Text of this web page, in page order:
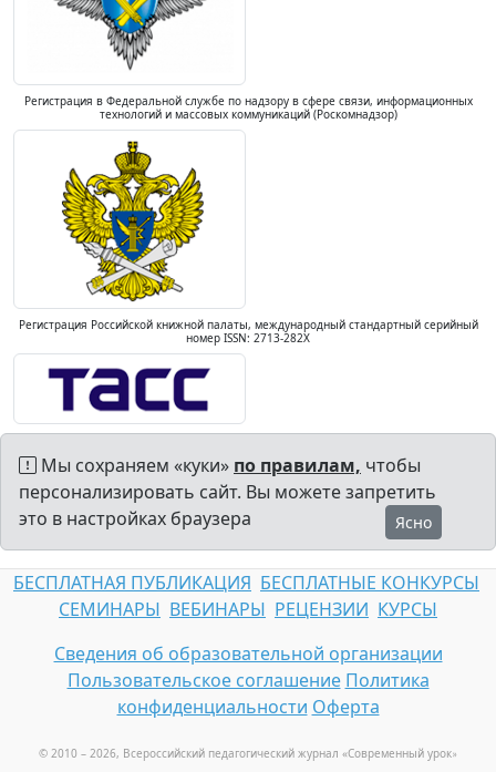
Регистрация в Федеральной службе по надзору в сфере связи, информационных
технологий и массовых коммуникаций (Роскомнадзор)
Регистрация Российской книжной палаты, международный стандартный серийный
номер ISSN: 2713-282X
Мы сохраняем «куки» по правилам, чтобы
персонализировать сайт. Вы можете запретить
это в настройках браузера
Ясно
БЕСПЛАТНАЯ ПУБЛИКАЦИЯ БЕСПЛАТНЫЕ КОНКУРСЫ
СЕМИНАРЫ ВЕБИНАРЫ РЕЦЕНЗИИ КУРСЫ
Сведения об образовательной организации
Пользовательское соглашение Политика
конфиденциальности Оферта
© 2010 – 2026, Всероссийский педагогический журнал «Современный урок»